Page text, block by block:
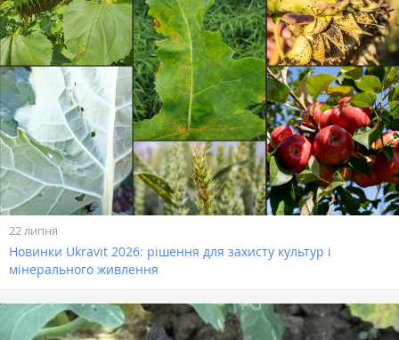
22 липня
Новинки Ukravit 2026: рішення для захисту культур і
мінерального живлення